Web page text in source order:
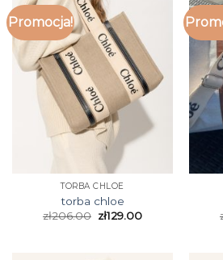
Promocja!
TORBA CHLOE
torba chloe
zł206.00 zł129.00